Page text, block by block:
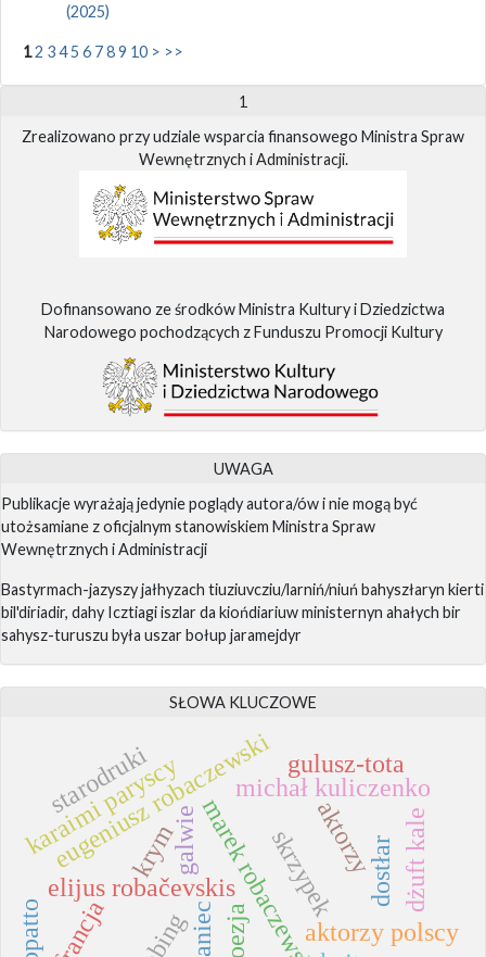
(2025)
12 345 6 789 10 > >>
1
Zrealizowano przy udziale wsparcia finansowego Ministra Spraw
Wewnętrznych i Administracji.
Dofinansowano ze środków Ministra Kultury i Dziedzictwa
Narodowego pochodzących z Funduszu Promocji Kultury
UWAGA
Publikacje wyrażają jedynie poglądy autora/ów i nie mogą być
utożsamiane z oficjalnym stanowiskiem Ministra Spraw
Wewnętrznych i Administracji
Bastyrmach-jazyszy jałhyzach tiuziuvcziu/larniń/niuń bahyszłaryn kierti
bil'diriadir, dahy Icztiagi iszlar da kiońdiariuw ministernyn ahałych bir
sahysz-turuszu była uszar bołup jaramejdyr
SŁOWA KLUCZOWE
marek robaczewskiaktorzy
aktorzy polscy
eugeniusz robaczewski
elijus robačevskis skrzypek
karaimi paryscy
francja
dostłar
michał kuliczenko
poezja
dżuft kale
gulusz-tota
taniec
krym
starodruki
galwie